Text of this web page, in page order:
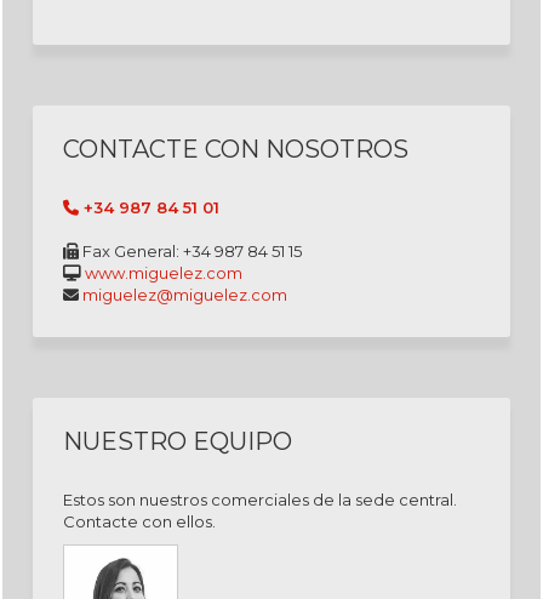
CONTACTE CON NOSOTROS
+34 987 84 51 01
Fax General: +34 987 84 51 15
www.miguelez.com
miguelez@miguelez.com
NUESTRO EQUIPO
Estos son nuestros comerciales de la sede central.
Contacte con ellos.